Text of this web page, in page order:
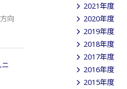
向
2021年度
2020年度
2019年度
2018年度
2017年度
2016年度
2015年度